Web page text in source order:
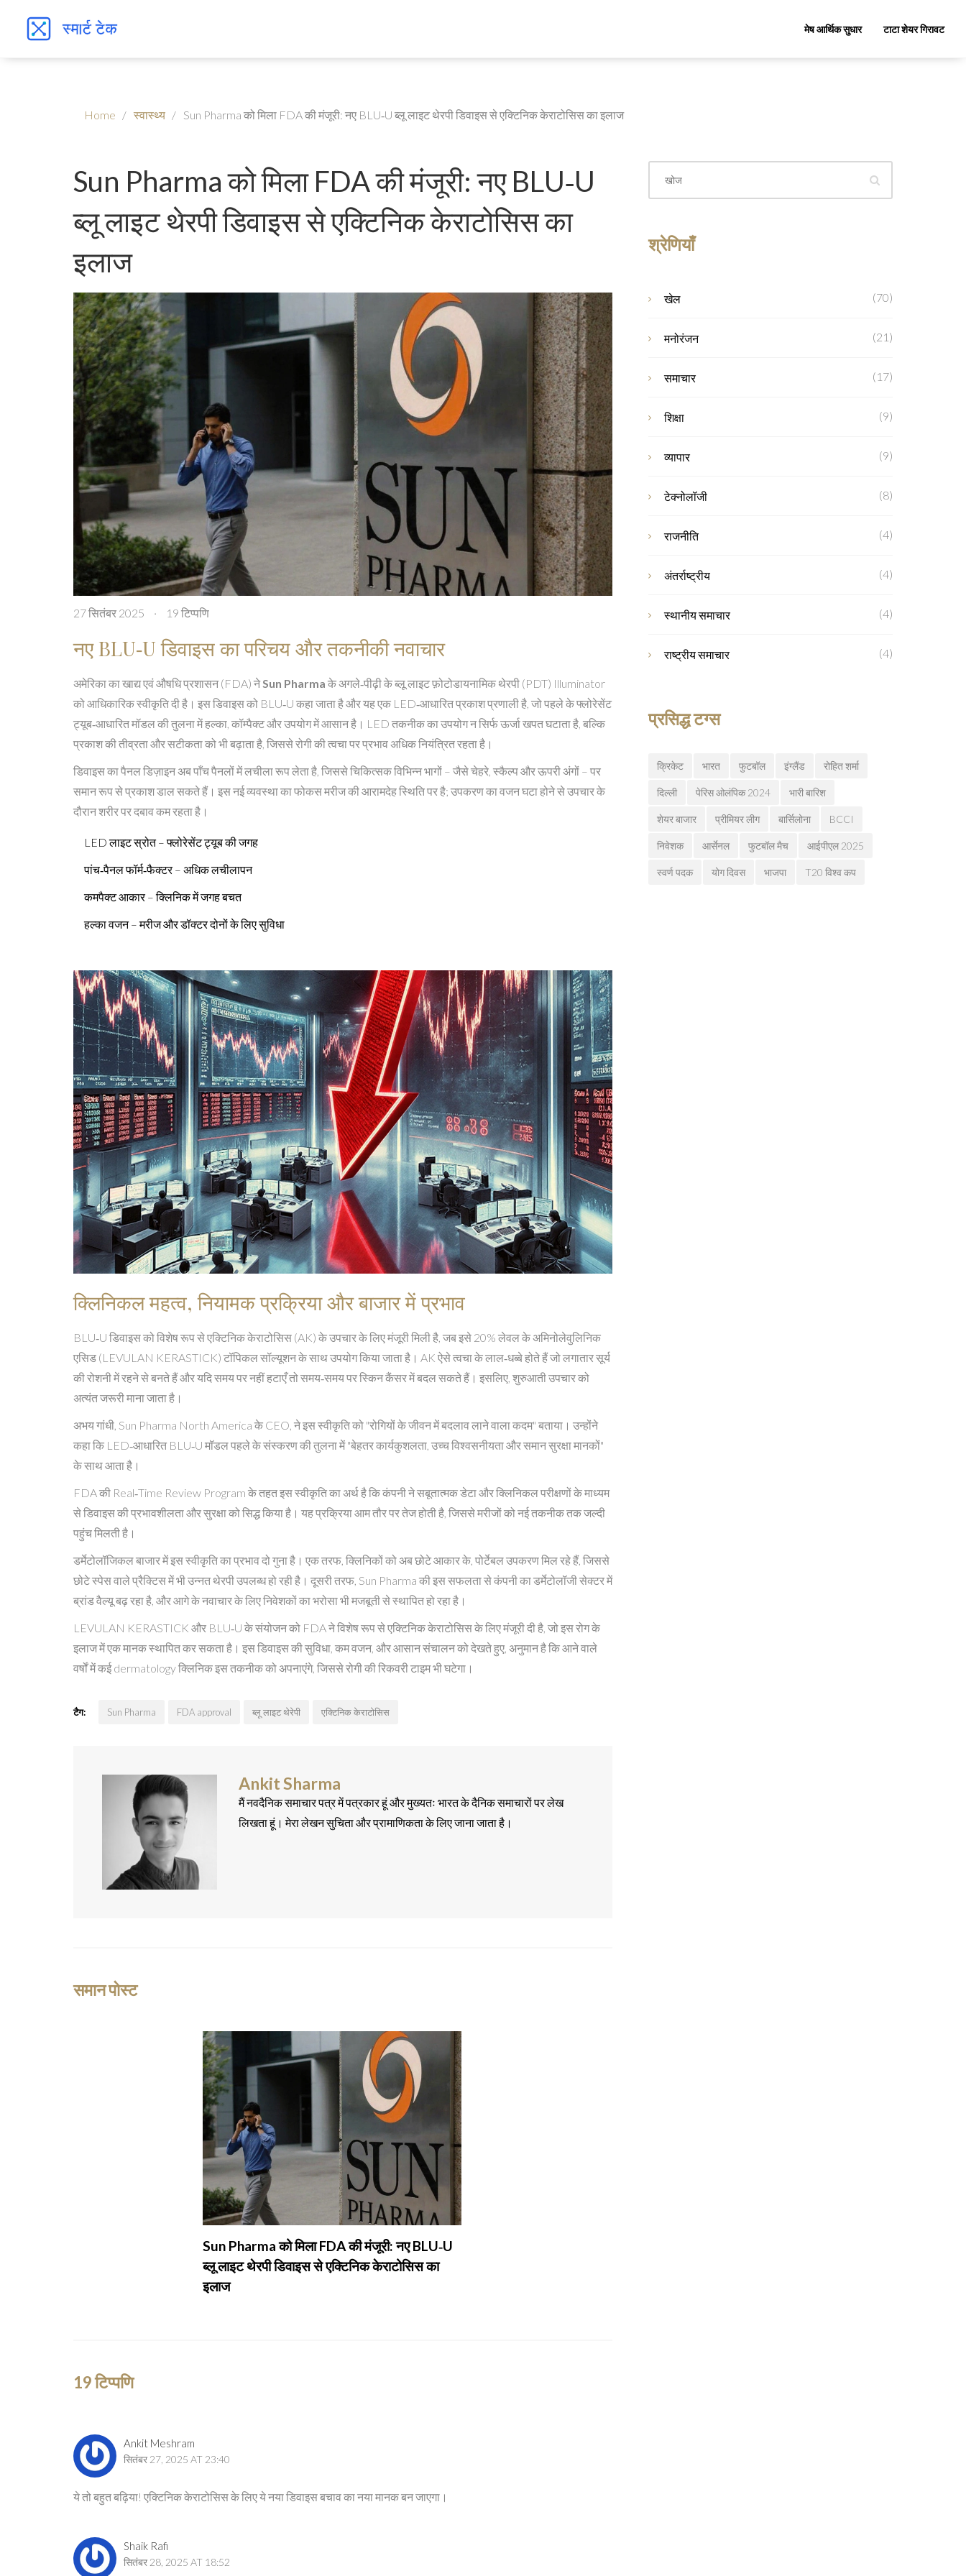
मेष आर्थिक सुधार टाटा शेयर गिरावट
Home स्वास्थ्य Sun Pharma को मिला FDA की मंजूरी: नए BLU‑U ब्लू लाइट थेरपी डिवाइस से एक्टिनिक केराटोसिस का इलाज
Sun Pharma को मिला FDA की मंजूरी: नए BLU‑U
ब्लू लाइट थेरपी डिवाइस से एक्टिनिक केराटोसिस का
इलाज
27 सितंबर 2025 · 19 टिप्पणि
नए BLU‑U डिवाइस का परिचय और तकनीकी नवाचार
अमेरिका का खाद्य एवं औषधि प्रशासन (FDA) नेSun Pharma के अगले‑पीढ़ी के ब्लू लाइट फ़ोटोडायनामिक थेरपी (PDT) Illuminator
को आधिकारिक स्वीकृति दी है। इस डिवाइस को BLU‑U कहा जाता है और यह एक LED‑आधारित प्रकाश प्रणाली है, जो पहले के फ्लोरेसेंट
ट्यूब‑आधारित मॉडल की तुलना में हल्का, कॉम्पैक्ट और उपयोग में आसान है। LED तकनीक का उपयोग न सिर्फ ऊर्जा खपत घटाता है, बल्कि
प्रकाश की तीव्रता और सटीकता को भी बढ़ाता है, जिससे रोगी की त्वचा पर प्रभाव अधिक नियंत्रित रहता है।
डिवाइस का पैनल डिज़ाइन अब पाँच पैनलों में लचीला रूप लेता है, जिससे चिकित्सक विभिन्न भागों – जैसे चेहरे, स्कैल्प और ऊपरी अंगों – पर
समान रूप से प्रकाश डाल सकते हैं। इस नई व्यवस्था का फोकस मरीज की आरामदेह स्थिति पर है; उपकरण का वजन घटा होने से उपचार के
दौरान शरीर पर दबाव कम रहता है।
LED लाइट स्रोत – फ्लोरेसेंट ट्यूब की जगह
पांच‑पैनल फॉर्म‑फैक्टर – अधिक लचीलापन
कमपैक्ट आकार – क्लिनिक में जगह बचत
हल्का वजन – मरीज और डॉक्टर दोनों के लिए सुविधा
क्लिनिकल महत्व, नियामक प्रक्रिया और बाजार में प्रभाव
BLU‑U डिवाइस को विशेष रूप से एक्टिनिक केराटोसिस (AK) के उपचार के लिए मंजूरी मिली है, जब इसे 20% लेवल के अमिनोलेवुलिनिक
एसिड (LEVULAN KERASTICK) टॉपिकल सॉल्यूशन के साथ उपयोग किया जाता है। AK ऐसे त्वचा के लाल‑धब्बे होते हैं जो लगातार सूर्य
की रोशनी में रहने से बनते हैं और यदि समय पर नहीं हटाएँ तो समय‑समय पर स्किन कैंसर में बदल सकते हैं। इसलिए, शुरुआती उपचार को
अत्यंत जरूरी माना जाता है।
अभय गांधी, Sun Pharma North America के CEO, ने इस स्वीकृति को "रोगियों के जीवन में बदलाव लाने वाला कदम" बताया। उन्होंने
कहा कि LED‑आधारित BLU‑U मॉडल पहले के संस्करण की तुलना में "बेहतर कार्यकुशलता, उच्च विश्वसनीयता और समान सुरक्षा मानकों"
के साथ आता है।
FDA की Real‑Time Review Program के तहत इस स्वीकृति का अर्थ है कि कंपनी ने सबूतात्मक डेटा और क्लिनिकल परीक्षणों के माध्यम
से डिवाइस की प्रभावशीलता और सुरक्षा को सिद्ध किया है। यह प्रक्रिया आम तौर पर तेज होती है, जिससे मरीजों को नई तकनीक तक जल्दी
पहुंच मिलती है।
डर्मेटोलॉजिकल बाजार में इस स्वीकृति का प्रभाव दो गुना है। एक तरफ, क्लिनिकों को अब छोटे आकार के, पोर्टेबल उपकरण मिल रहे हैं, जिससे
छोटे स्पेस वाले प्रैक्टिस में भी उन्नत थेरपी उपलब्ध हो रही है। दूसरी तरफ, Sun Pharma की इस सफलता से कंपनी का डर्मेटोलॉजी सेक्टर में
ब्रांड वैल्यू बढ़ रहा है, और आगे के नवाचार के लिए निवेशकों का भरोसा भी मजबूती से स्थापित हो रहा है।
LEVULAN KERASTICK और BLU‑U के संयोजन को FDA ने विशेष रूप से एक्टिनिक केराटोसिस के लिए मंजूरी दी है, जो इस रोग के
इलाज में एक मानक स्थापित कर सकता है। इस डिवाइस की सुविधा, कम वजन, और आसान संचालन को देखते हुए, अनुमान है कि आने वाले
वर्षों में कई dermatology क्लिनिक इस तकनीक को अपनाएंगे, जिससे रोगी की रिकवरी टाइम भी घटेगा।
टैग: Sun Pharma FDA approval ब्लू लाइट थेरेपी एक्टिनिक केराटोसिस
Ankit Sharma
मैं नवदैनिक समाचार पत्र में पत्रकार हूं और मुख्यतः भारत के दैनिक समाचारों पर लेख
लिखता हूं। मेरा लेखन सुचिता और प्रामाणिकता के लिए जाना जाता है।
समान पोस्ट
Sun Pharma को मिला FDA की मंजूरी: नए BLU‑U
ब्लू लाइट थेरपी डिवाइस से एक्टिनिक केराटोसिस का
इलाज
19 टिप्पणि
Ankit Meshram
सितंबर 27, 2025 AT 23:40
ये तो बहुत बढ़िया! एक्टिनिक केराटोसिस के लिए ये नया डिवाइस बचाव का नया मानक बन जाएगा।
Shaik Rafi
सितंबर 28, 2025 AT 18:52
श्रेणियाँ
खेल (70)
मनोरंजन (21)
समाचार (17)
शिक्षा (9)
व्यापार (9)
टेक्नोलॉजी (8)
राजनीति (4)
अंतर्राष्ट्रीय (4)
स्थानीय समाचार (4)
राष्ट्रीय समाचार (4)
प्रसिद्ध टग्स
क्रिकेट भारत फुटबॉल इंग्लैंड रोहित शर्मा
दिल्ली पेरिस ओलंपिक 2024 भारी बारिश
शेयर बाजार प्रीमियर लीग बार्सिलोना BCCI
निवेशक आर्सेनल फुटबॉल मैच आईपीएल 2025
स्वर्ण पदक योग दिवस भाजपा T20 विश्व कप